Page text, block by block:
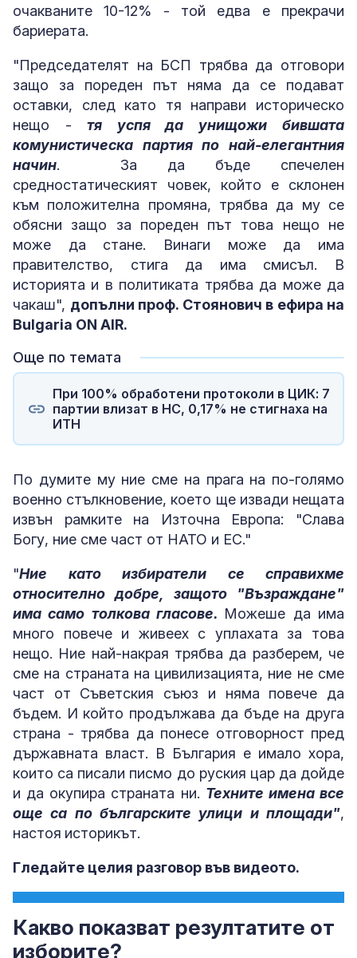
очакваните 10-12% - той едва е прекрачи
бариерата.
"Председателят на БСП трябва да отговори
защо за пореден път няма да се подават
оставки, след като тя направи историческо
нещо - тя успя да унищожи бившата
комунистическа партия по най-елегантния
начин. За да бъде спечелен
средностатическият човек, който е склонен
към положителна промяна, трябва да му се
обясни защо за пореден път това нещо не
може да стане. Винаги може да има
правителство, стига да има смисъл. В
историята и в политиката трябва да може да
чакаш", допълни проф. Стоянович в ефира на
Bulgaria ON AIR.
Още по темата
При 100% обработени протоколи в ЦИК: 7
партии влизат в НС, 0,17% не стигнаха на
ИТН
По думите му ние сме на прага на по-голямо
военно стълкновение, което ще извади нещата
извън рамките на Източна Европа: "Слава
Богу, ние сме част от НАТО и ЕС."
"Ние като избиратели се справихме
относително добре, защото "Възраждане"
има само толкова гласове. Можеше да има
много повече и живеех с уплахата за това
нещо. Ние най-накрая трябва да разберем, че
сме на страната на цивилизацията, ние не сме
част от Съветския съюз и няма повече да
бъдем. И който продължава да бъде на друга
страна - трябва да понесе отговорност пред
държавната власт. В България е имало хора,
които са писали писмо до руския цар да дойде
и да окупира страната ни. Техните имена все
още са по българските улици и площади",
настоя историкът.
Гледайте целия разговор във видеото.
Какво показват резултатите от
изборите?